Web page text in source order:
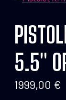
5.5″
1999,00 €